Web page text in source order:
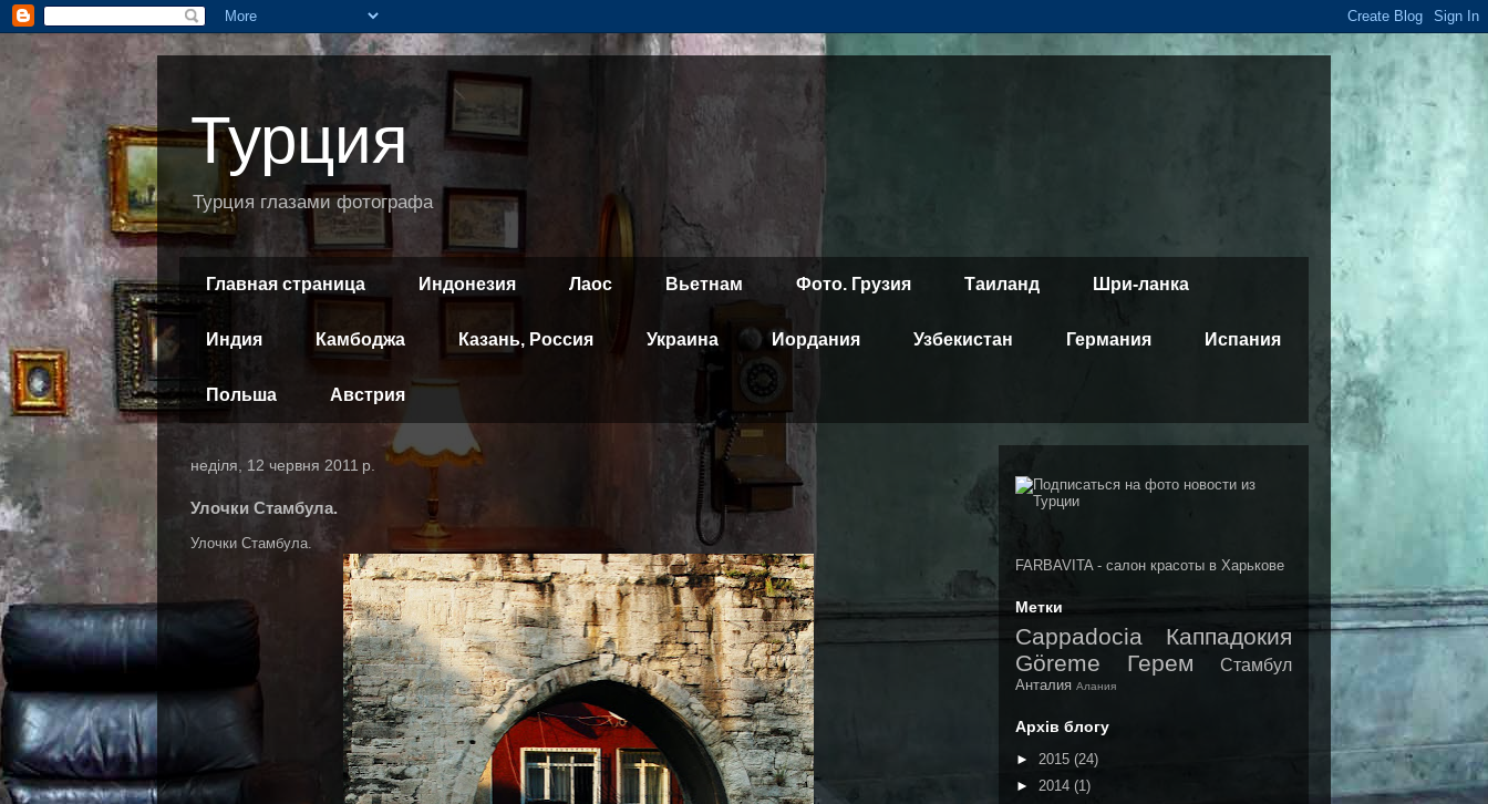
Турция
Турция глазами фотографа
Главная страница Индонезия Лаос Вьетнам Фото. Грузия Таиланд Шри-ланка
Индия Камбоджа Казань, Россия Украина Иордания Узбекистан Германия Испания
Польша Австрия
неділя, 12 червня 2011 р.
Улочки Стамбула.
Улочки Стамбула.
FARBAVITA - салон красоты в Харькове
Метки
Cappadocia
Каппадокия
Göreme
Герем Стамбул
Анталия Алания
Архів блогу
► 2015 (24)
► 2014 (1)